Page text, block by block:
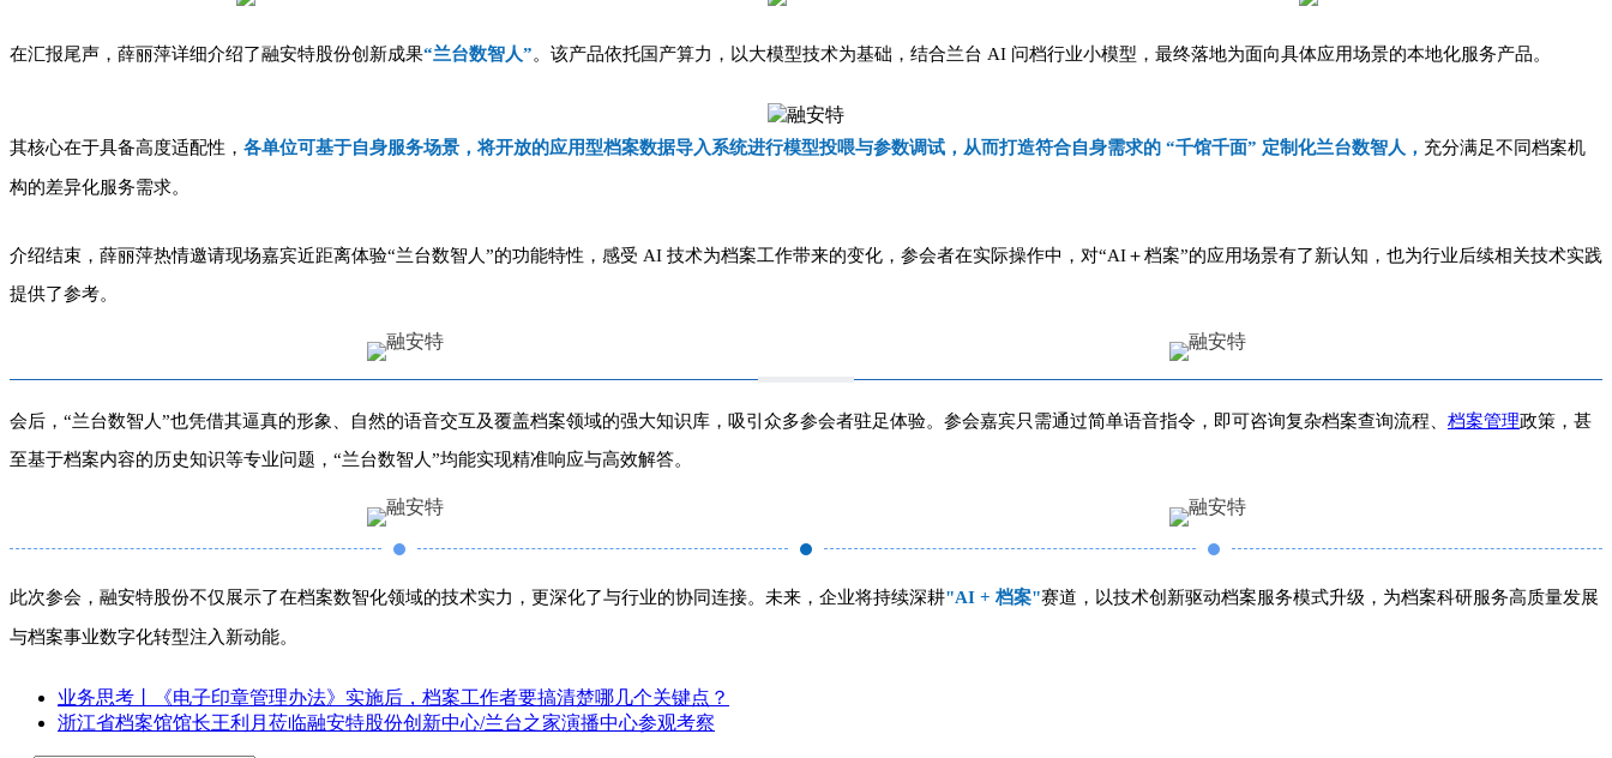
在汇报尾声， 薛丽萍详细介绍了融安特股份创新成果“兰台数智人”。 该产品依托国产算力，以大模型技术为基础，结合兰台 AI 问档行业小模型，最终落地为面向具体应用场景的本地化服务产品。
其核心在于具备高度适配性， 各单位可基于自身服务场景，将开放的应用型档案数据导入系统进行模型投喂与参数调试，从而打造符合自身需求的 “千馆千面” 定制化兰台数智人， 充分满足不同档案机
构的差异化服务需求。
介绍结束，薛丽萍热情邀请现场嘉宾近距离体验“兰台数智人”的功能特性，感受 AI 技术为档案工作带来的变化， 参会者在实际操作中，对“AI＋档案”的应用场景有了新认知，也为行业后续相关技术实践
提供了参考。
会后，“兰台数智人”也凭借其逼真的形象、自然的语音交互及覆盖档案领域的强大知识库 ，吸引众多参会者驻足体验。 参会嘉宾只需通过简单语音指令，即可咨询复杂档案查询流程、 档案管理政策，甚
至基于档案内容的历史知识等专业问题， “兰台数智人”均能实现精准响应与高效解答。
此次参会，融安特股份不仅展示了在档案数智化领域的技术实力，更深化了与行业的协同连接。未来，企业将持续深耕"AI + 档案"赛道，以技术创新驱动档案服务模式升级，为档案科研服务高质量发展
与档案事业数字化转型注入新动能。
业务思考丨《电子印章管理办法》实施后，档案工作者要搞清楚哪几个关键点？
浙江省档案馆馆长王利月莅临融安特股份创新中心/兰台之家演播中心参观考察